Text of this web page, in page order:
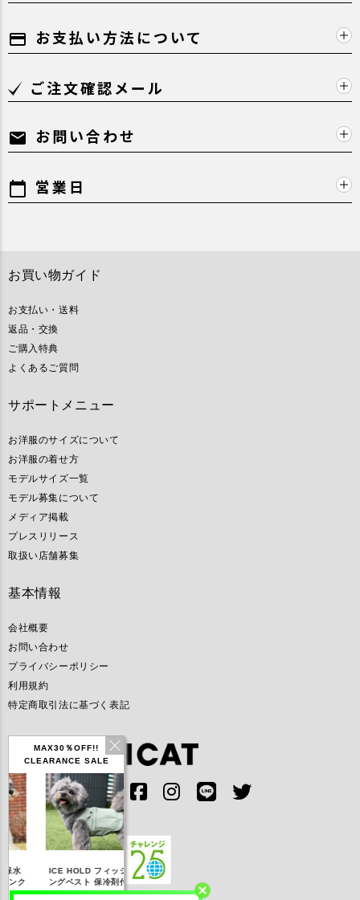
MAX30％OFF!!
CLEARANCE SALE
HOLD フィッシ
ベスト 保冷剤付
IDOG ICE HOLD ネ
ッククーラー 保冷剤
payment お支払い方法について
ご注文確認メール
mail お問い合わせ
calendar_today 営業日
お買い物ガイド
お支払い・送料
返品・交換
ご購入特典
よくあるご質問
サポートメニュー
お洋服のサイズについて
お洋服の着せ方
モデルサイズ一覧
モデル募集について
メディア掲載
プレスリリース
取扱い店舗募集
基本情報
会社概要
お問い合わせ
プライバシーポリシー
利用規約
特定商取引法に基づく表記